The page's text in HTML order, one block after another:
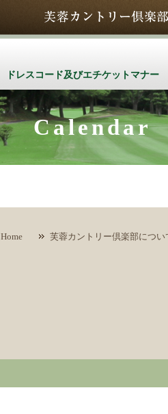
ドレスコード及びエチケットマナー
Calendar
Home 芙蓉カントリー倶楽部につい